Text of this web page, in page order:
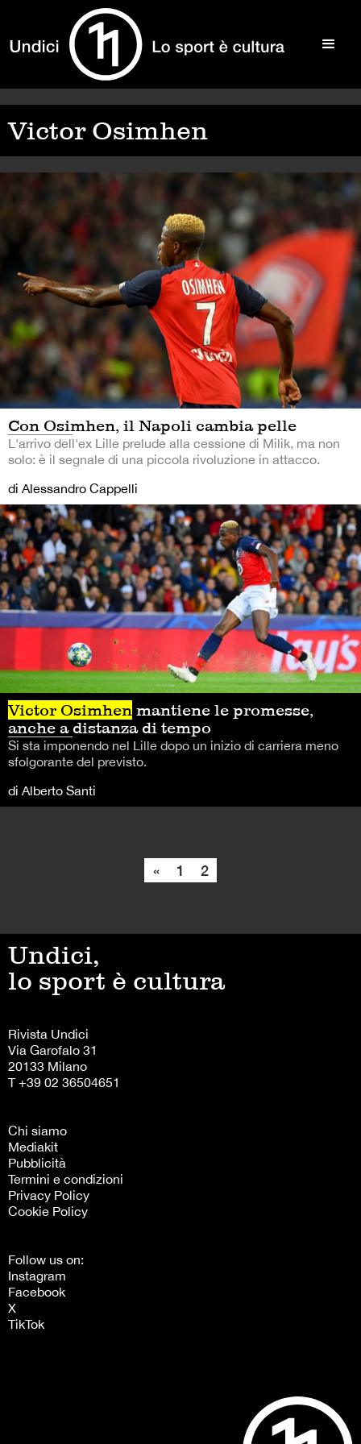
Victor Osimhen
Con Osimhen, il Napoli cambia pelle
L'arrivo dell'ex Lille prelude alla cessione di Milik, ma non
solo: è il segnale di una piccola rivoluzione in attacco.
di Alessandro Cappelli
Victor Osimhen mantiene le promesse,
anche a distanza di tempo
Si sta imponendo nel Lille dopo un inizio di carriera meno
sfolgorante del previsto.
di Alberto Santi
« 1 2
Undici,
lo sport è cultura
Rivista Undici
Via Garofalo 31
20133 Milano
T +39 02 36504651
Chi siamo
Mediakit
Pubblicità
Termini e condizioni
Privacy Policy
Cookie Policy
Follow us on:
Instagram
Facebook
X
TikTok